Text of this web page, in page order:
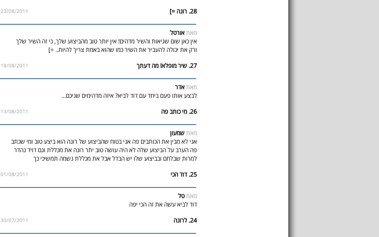
28. רונה =]
23/08/2011 - 01:22
מאתאורטל
אין כאן שום שגיאות והשיר מדהים! אין יותר טוב מהביצוע שלך, כי זה השיר שלך
ורק את יכולה להעביר את השיר כמו שהוא באמת צריך להיות.. =]
27. שיר מופלא! מה דעתך
18/08/2011 - 00:30
מאתאדר
לבצע אותו פעם ביחד עם דוד לביא? איזה מדהימים שניכם...
26. מי כותב פה
13/08/2011 - 16:33
מאתשמעון
אני לא מבין את הכותבים פה אני בטוח שהביצוע של רונה הוא ביצע טוב ומי שכתב
פה הערב על הביצוע שלה לא היה עושה טוב יתר רונה את מכללת וגם דויד נהדר
למרות שבלחם ובביצוע שלו יש הבדל אבל את מכללת נשמה תמשיכי כך
25. דוד הכי
01/08/2011 - 21:19
מאתטל
דוד לביא עשה את זה הכי יפה
24. לרונה
30/07/2011 - 22:30